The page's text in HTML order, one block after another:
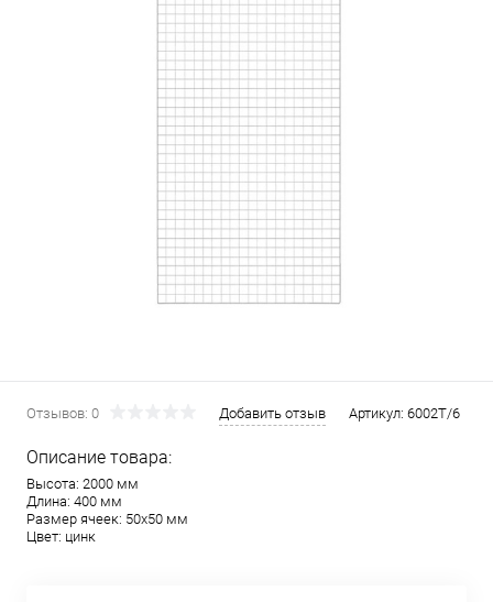
Отзывов: 0 Добавить отзыв Артикул: 6002Т/6
Описание товара:
Высота: 2000 мм
Длина: 400 мм
Размер ячеек: 50х50 мм
Цвет: цинк